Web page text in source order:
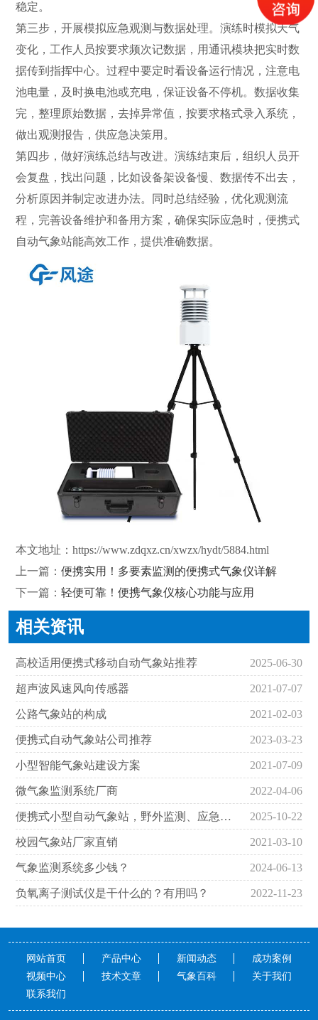
稳定。
第三步，开展模拟应急观测与数据处理。演练时模拟天气
变化，工作人员按要求频次记数据，用通讯模块把实时数
据传到指挥中心。过程中要定时看设备运行情况，注意电
池电量，及时换电池或充电，保证设备不停机。数据收集
完，整理原始数据，去掉异常值，按要求格式录入系统，
做出观测报告，供应急决策用。
第四步，做好演练总结与改进。演练结束后，组织人员开
会复盘，找出问题，比如设备架设备慢、数据传不出去，
分析原因并制定改进办法。同时总结经验，优化观测流
程，完善设备维护和备用方案，确保实际应急时，便携式
自动气象站能高效工作，提供准确数据。
本文地址： https://www.zdqxz.cn/xwzx/hydt/5884.html
上一篇： 便携实用！多要素监测的便携式气象仪详解
下一篇： 轻便可靠！便携气象仪核心功能与应用
相关资讯
高校适用便携式移动自动气象站推荐 2025-06-30
超声波风速风向传感器 2021-07-07
公路气象站的构成 2021-02-03
便携式自动气象站公司推荐 2023-03-23
小型智能气象站建设方案 2021-07-09
微气象监测系统厂商 2022-04-06
便携式小型自动气象站，野外监测、应急响应 2025-10-22
校园气象站厂家直销 2021-03-10
气象监测系统多少钱？ 2024-06-13
负氧离子测试仪是干什么的？有用吗？ 2022-11-23
网站首页 产品中心 新闻动态
成功案例
视频中心
技术文章 气象百科
关于我们
联系我们